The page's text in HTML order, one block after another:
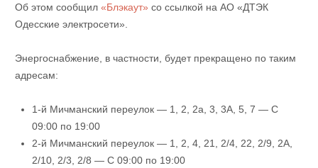
Об этом сообщил «Блэкаут»со ссылкой на АО «ДТЭК
Одесские электросети».
Энергоснабжение, в частности, будет прекращено по таким
адресам:
1-й Мичманский переулок — 1, 2, 2а, 3, 3А, 5, 7 — С
09:00 по 19:00
2-й Мичманский переулок — 1, 2, 4, 21, 2/4, 22, 2/9, 2А,
2/10, 2/3, 2/8 — С 09:00 по 19:00